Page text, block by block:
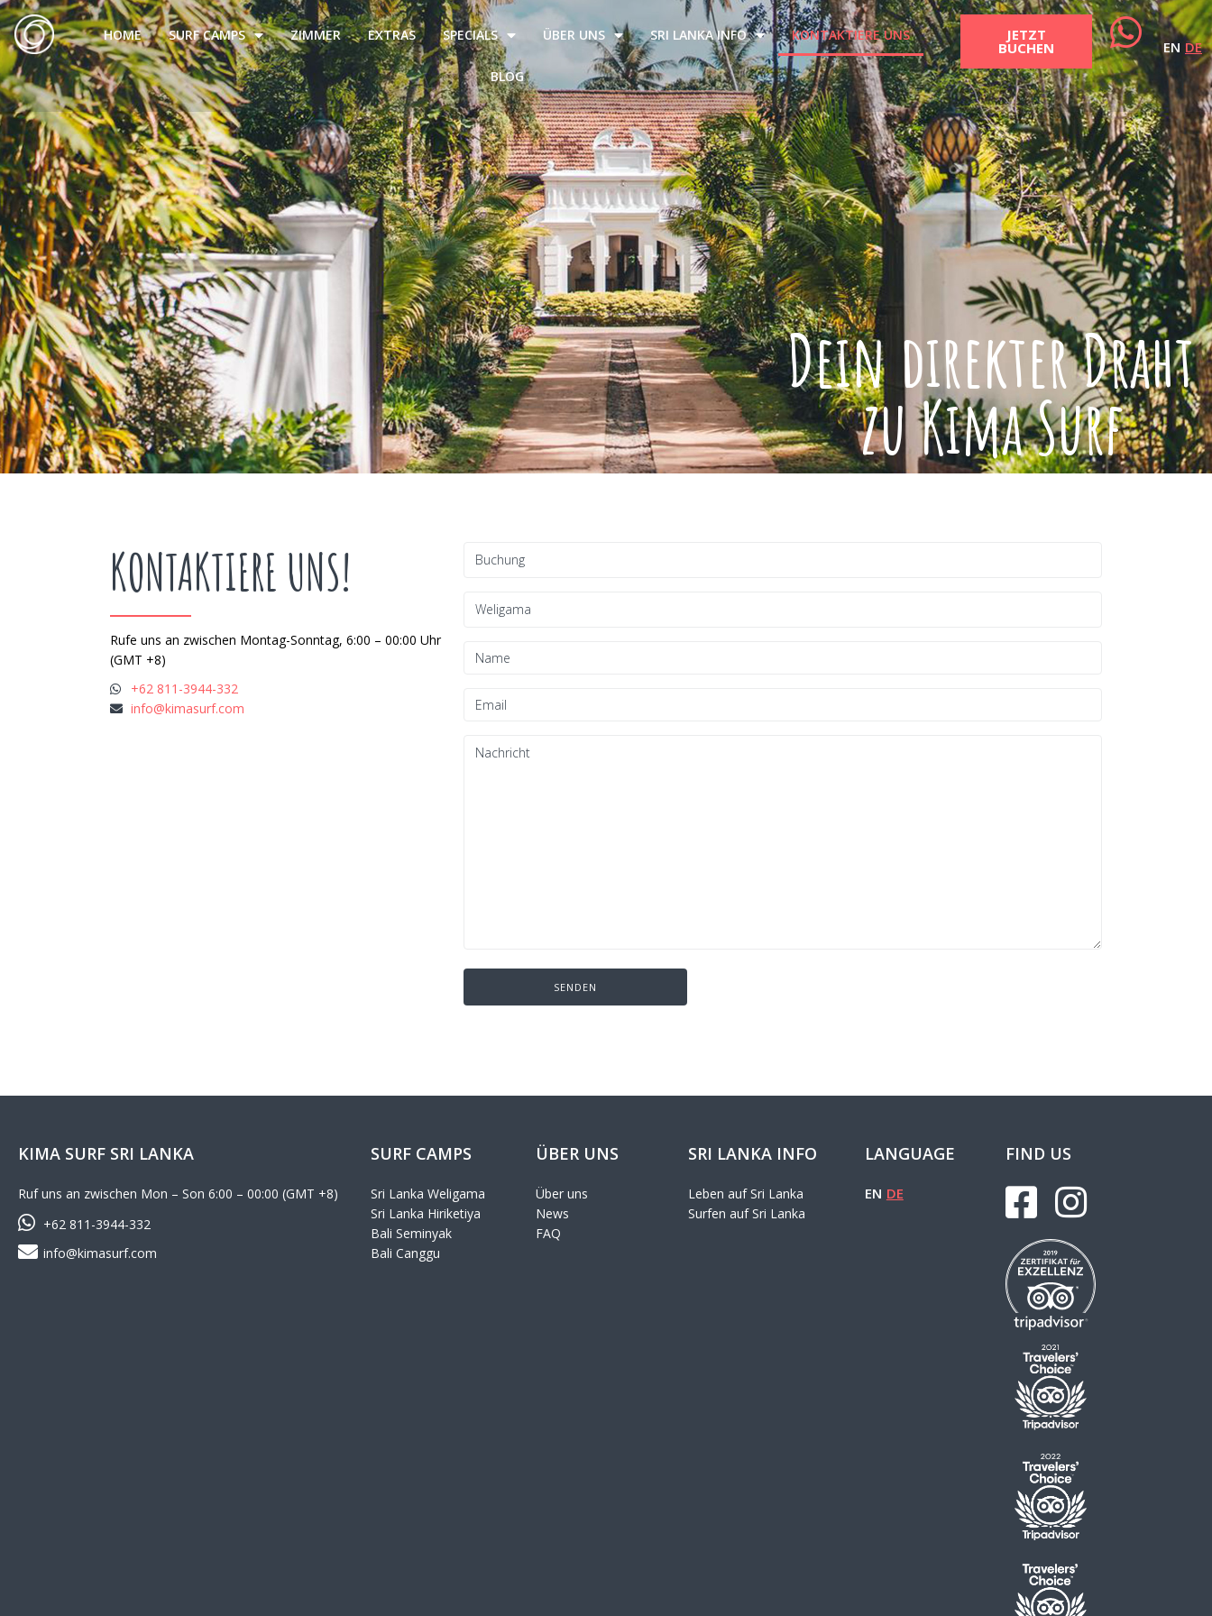
HOME SURF CAMPS ZIMMER EXTRAS SPECIALS ÜBER UNS SRI LANKA INFO KONTAKTIERE UNS
BLOG
JETZT
BUCHEN EN DE
Dein direkter Draht
zu Kima Surf
KONTAKTIERE UNS!
Rufe uns an zwischen Montag-Sonntag, 6:00 – 00:00 Uhr
(GMT +8)
+62 811-3944-332
info@kimasurf.com
KIMA SURF SRI LANKA
Ruf uns an zwischen Mon – Son 6:00 – 00:00 (GMT +8)
+62 811-3944-332
info@kimasurf.com
SURF CAMPS
Sri Lanka Weligama
Sri Lanka Hiriketiya
Bali Seminyak
Bali Canggu
ÜBER UNS
Über uns
News
FAQ
SRI LANKA INFO
Leben auf Sri Lanka
Surfen auf Sri Lanka
LANGUAGE
EN DE
FIND US